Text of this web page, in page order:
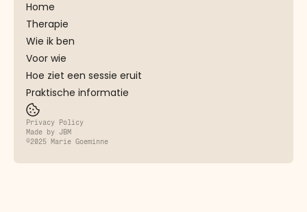
Home
Therapie
Wie ik ben
Voor wie
Hoe ziet een sessie eruit
Praktische informatie
Privacy Policy
Made by JBM
©2025 Marie Goeminne